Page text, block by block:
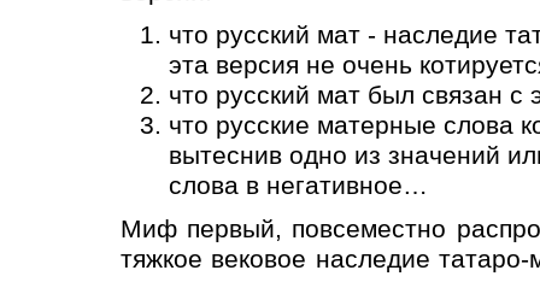
что русский мат - наследие
эта версия не очень
что русский мат был связан
что русские матерные слова
вытеснив одно из значений
слова в негативное…
Миф первый, повсеместно
тяжкое вековое наследие